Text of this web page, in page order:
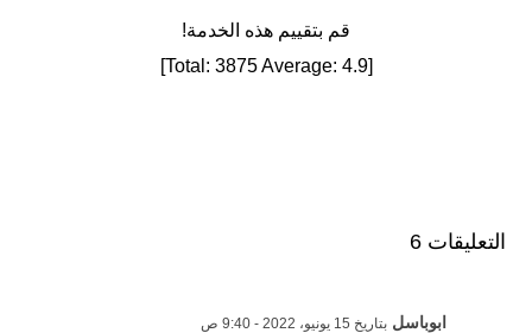
قم بتقييم هذه الخدمة!
[Total:
3875Average: 4.9
]
التعليقات 6
ابوباسل بتاريخ 15 يونيو، 2022 - 9:40 ص